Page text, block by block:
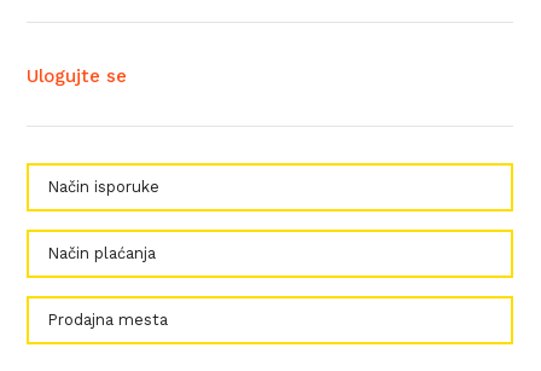
Ulogujte se
Način isporuke
Način plaćanja
Prodajna mesta